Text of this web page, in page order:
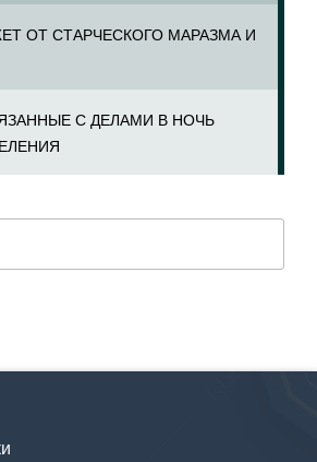
ОТ СТАРЧЕСКОГО МАРАЗМА И
С ДЕЛАМИ В НОЧЬ